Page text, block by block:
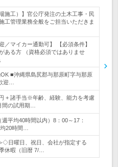
施工）】官公庁発注の土木工事・民
工管理業務全般をご担当いただきま
／マイカー通勤可】 【必須条件】
ある方 （資格必須ではありませ
■沖縄県島尻郡与那原町字与那原
迎…
+ 諸手当※年齢、経験、能力を考慮
の試用期…
平均40時間以内）8：00～17：
20時間…
日曜日、祝日、会社が指定する
暇（旧暦 7/…